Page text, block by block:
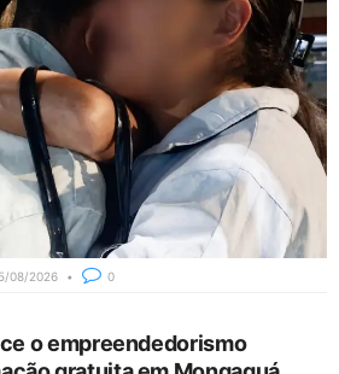
08/2026 0
o empreendedorismo